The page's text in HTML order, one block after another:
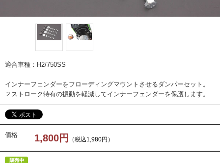
適合車種：H2/750SS
インナーフェンダーをフローディングマウントさせるダンパーセット。
２ストローク特有の振動を軽減してインナーフェンダーを保護します。
価格 1,800円 （税込1,980円）